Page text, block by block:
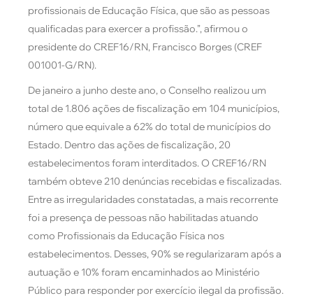
profissionais de Educação Física, que são as pessoas
qualificadas para exercer a profissão.”, afirmou o
presidente do CREF16/RN, Francisco Borges (CREF
001001-G/RN).
De janeiro a junho deste ano, o Conselho realizou um
total de 1.806 ações de fiscalização em 104 municípios,
número que equivale a 62% do total de municípios do
Estado. Dentro das ações de fiscalização, 20
estabelecimentos foram interditados. O CREF16/RN
também obteve 210 denúncias recebidas e fiscalizadas.
Entre as irregularidades constatadas, a mais recorrente
foi a presença de pessoas não habilitadas atuando
como Profissionais da Educação Física nos
estabelecimentos. Desses, 90% se regularizaram após a
autuação e 10% foram encaminhados ao Ministério
Público para responder por exercício ilegal da profissão.